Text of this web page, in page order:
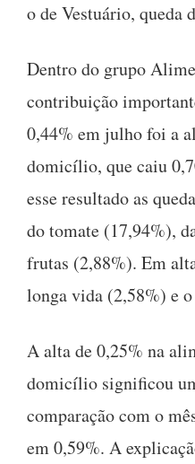
o de Vestuário, queda
Dentro do grupo
contribuição
0,44% em julho foi a
domicílio, que caiu
esse resultado as
do tomate (17,94%),
frutas (2,88%). Em
longa vida (2,58%) e
A alta de 0,25% na
domicílio significou
comparação com o
em 0,59%. A